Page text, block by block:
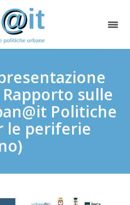
sulle
Politiche
le periferie